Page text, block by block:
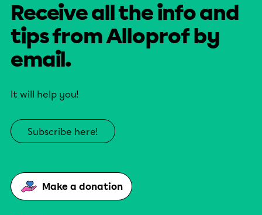
Receive all the info and
tips from Alloprof by
email.
It will help you!
Subscribe here!
Make a donation